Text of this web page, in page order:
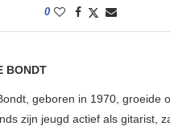
0
BONDT
geboren in 1970, groeide
zijn jeugd actief als gitarist,